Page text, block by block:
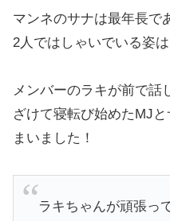
マンネのサナは最年長で
2人ではしゃいでいる姿
メンバーのラキが前で話
ざけて寝転び始めたMJ
まいました！
ラキちゃんが頑張っ